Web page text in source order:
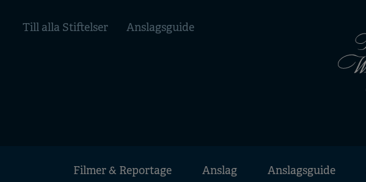
huvudinnehåll
Top
Till alla Stiftelser Anslagsguide
Huvudmeny
Filmer & Reportage Anslag Anslagsguide